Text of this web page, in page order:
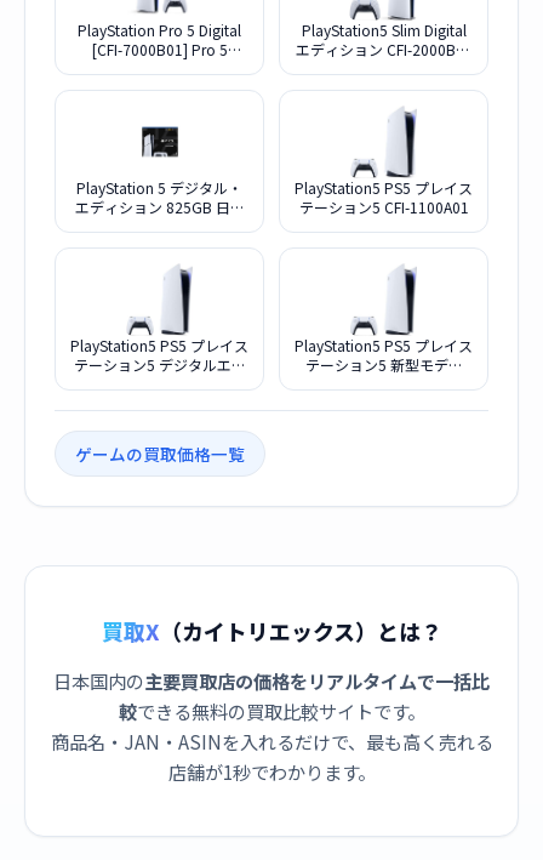
PlayStation Pro 5 Digital
[CFI-7000B01] Pro 5
PlayStation5 Slim Digital
エディション CFI-2000B01
PlayStation 5 デジタル・
エディション 825GB 日本
Language：Japanese only
DualSense ワイヤレスコン
トローラー ダブルパック
[CFIJ-10032]
PlayStation5 PS5 プレイス
テーション5 CFI-1100A01
PlayStation5 PS5 プレイス
テーション5 デジタルエデ
PlayStation5 PS5 プレイス
テーション5 新型モデル
ゲームの買取価格一覧
買取X （カイトリエックス）とは？
日本国内の主要買取店の価格をリアルタイムで一括比
較できる無料の買取比較サイトです。
商品名・JAN・ASINを入れるだけで、最も高く売れる
店舗が1秒でわかります。